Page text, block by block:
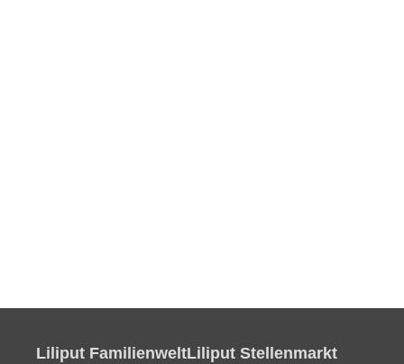
Liliput FamilienweltLiliput Stellenmarkt